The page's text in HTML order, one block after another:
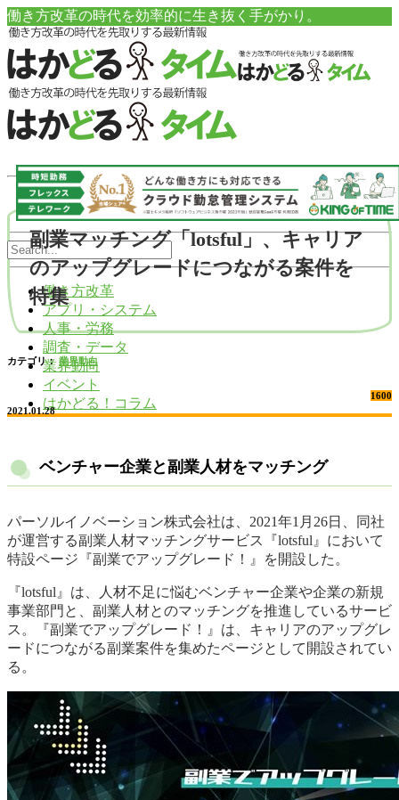
働き方改革の時代を効率的に生き抜く手がかり。
働き方改革
アプリ・システム
人事・労務
調査・データ
業界動向
イベント
はかどる！コラム
副業マッチング「lotsful」、キャリア
のアップグレードにつながる案件を
特集
カテゴリ： 業界動向
1600
2021.01.28
ベンチャー企業と副業人材をマッチング
パーソルイノベーション株式会社は、2021年1月26日、同社
が運営する副業人材マッチングサービス『lotsful』において
特設ページ『副業でアップグレード！』を開設した。
『lotsful』は、人材不足に悩むベンチャー企業や企業の新規
事業部門と、副業人材とのマッチングを推進しているサービ
ス。『副業でアップグレード！』は、キャリアのアップグレ
ードにつながる副業案件を集めたページとして開設されてい
る。